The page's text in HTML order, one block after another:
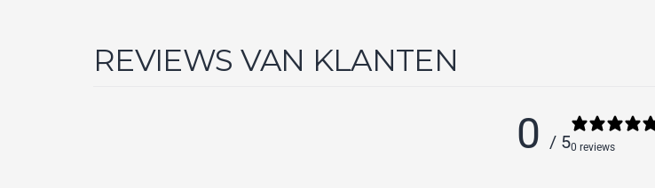
REVIEWS VAN KLANTEN
0 / 50 reviews